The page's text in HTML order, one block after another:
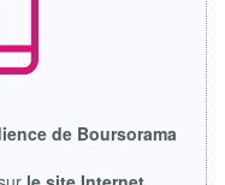
ÉCHANGÉ
À LA de Boursorama